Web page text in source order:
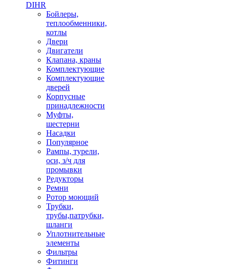
DIHR
Бойлеры,
теплообменники,
котлы
Двери
Двигатели
Клапана, краны
Комплектующие
Комплектующие
дверей
Корпусные
принадлежности
Муфты,
шестерни
Насадки
Популярное
Рампы, турели,
оси, з/ч для
промывки
Редукторы
Ремни
Ротор моющий
Трубки,
трубы,патрубки,
шланги
Уплотнительные
элементы
Фильтры
Фитинги